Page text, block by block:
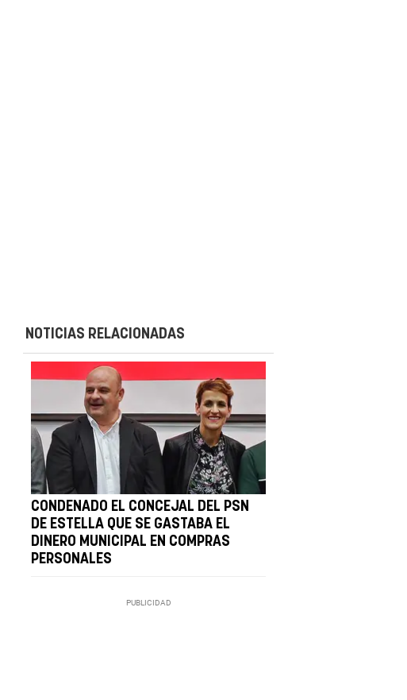
NOTICIAS RELACIONADAS
CONDENADO EL CONCEJAL DEL PSN
DE ESTELLA QUE SE GASTABA EL
DINERO MUNICIPAL EN COMPRAS
PERSONALES